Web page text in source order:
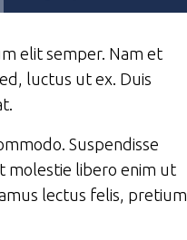
elit semper. Nam et
luctus ut ex. Duis
Suspendisse
molestie libero enim ut
lectus felis, pretium